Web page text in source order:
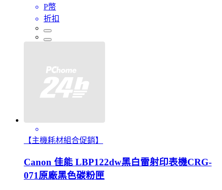
P幣
折扣
【主機耗材組合促銷】
Canon 佳能 LBP122dw黑白雷射印表機CRG-
071原廠黑色碳粉匣